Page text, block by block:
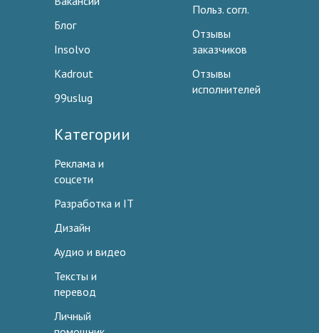
Блог
Insolvo
Kadrout
99uslug
Польз. согл.
Отзывы
заказчиков
Отзывы
исполнителей
Категории
Реклама и
соцсети
Разработка и IT
Дизайн
Аудио и видео
Тексты и
перевод
Личный